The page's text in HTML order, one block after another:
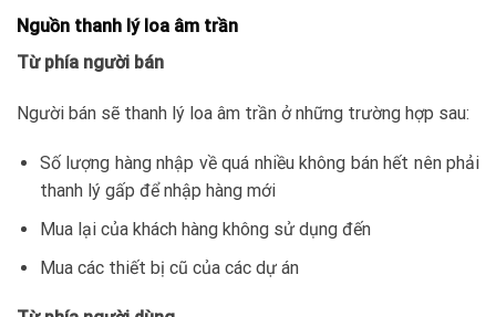
Nguồn thanh lý loa âm trần
Từ phía người bán
Người bán sẽ thanh lý loa âm trần ở những trường hợp sau:
Số lượng hàng nhập về quá nhiều không bán hết nên phải
thanh lý gấp để nhập hàng mới
Mua lại của khách hàng không sử dụng đến
Mua các thiết bị cũ của các dự án